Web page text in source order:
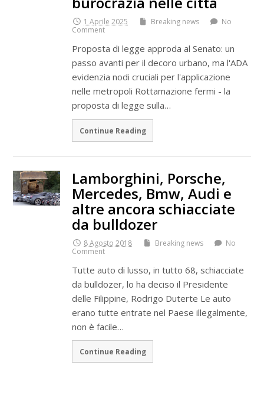
1 Aprile 2025 Breaking news
No
Comment
Proposta di legge approda al Senato: un
passo avanti per il decoro urbano, ma l'ADA
evidenzia nodi cruciali per l'applicazione
nelle metropoli Rottamazione fermi - la
proposta di legge sulla…
Continue Reading
Lamborghini, Porsche,
Mercedes, Bmw, Audi e
altre ancora schiacciate
da bulldozer
8 Agosto 2018 Breaking news
No
Comment
Tutte auto di lusso, in tutto 68, schiacciate
da bulldozer, lo ha deciso il Presidente
delle Filippine, Rodrigo Duterte Le auto
erano tutte entrate nel Paese illegalmente,
non è facile…
Continue Reading